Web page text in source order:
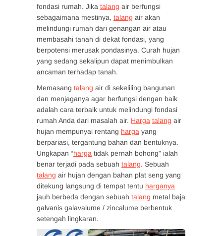
fondasi rumah. Jika talang air berfungsi
sebagaimana mestinya, talang air akan
melindungi rumah dari genangan air atau
membasahi tanah di dekat fondasi, yang
berpotensi merusak pondasinya. Curah hujan
yang sedang sekalipun dapat menimbulkan
ancaman terhadap tanah.
Memasang talang air di sekeliling bangunan
dan menjaganya agar berfungsi dengan baik
adalah cara terbaik untuk melindungi fondasi
rumah Anda dari masalah air. Harga talang air
hujan mempunyai rentang harga yang
berpariasi, tergantung bahan dan bentuknya.
Ungkapan “harga tidak pernah bohong” ialah
benar terjadi pada sebuah talang. Sebuah
talang air hujan dengan bahan plat seng yang
ditekung langsung di tempat tentu harganya
jauh berbeda dengan sebuah talang metal baja
galvanis galavalume / zincalume berbentuk
setengah lingkaran.